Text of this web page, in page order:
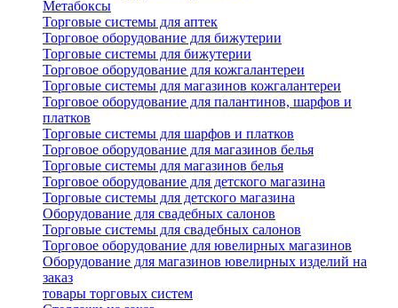
Метабоксы
Торговые системы для аптек
Торговое оборудование для бижутерии
Торговые системы для бижутерии
Торговое оборудование для кожгалантереи
Торговые системы для магазинов кожгалантереи
Торговое оборудование для палантинов, шарфов и
платков
Торговые системы для шарфов и платков
Торговое оборудование для магазинов белья
Торговые системы для магазинов белья
Торговое оборудование для детского магазина
Торговые системы для детского магазина
Оборудование для свадебных салонов
Торговые системы для свадебных салонов
Торговое оборудование для ювелирных магазинов
Оборудование для магазинов ювелирных изделий на
заказ
товары торговых систем